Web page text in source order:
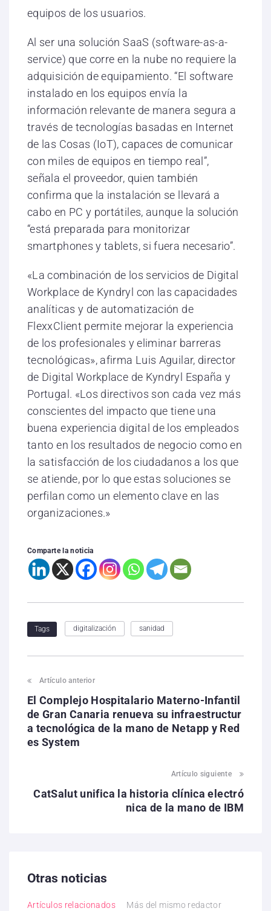
equipos de los usuarios.
Al ser una solución SaaS (software-as-a-
service) que corre en la nube no requiere la
adquisición de equipamiento. “El software
instalado en los equipos envía la
información relevante de manera segura a
través de tecnologías basadas en Internet
de las Cosas (IoT), capaces de comunicar
con miles de equipos en tiempo real”,
señala el proveedor, quien también
confirma que la instalación se llevará a
cabo en PC y portátiles, aunque la solución
“está preparada para monitorizar
smartphones y tablets, si fuera necesario”.
«La combinación de los servicios de Digital
Workplace de Kyndryl con las capacidades
analíticas y de automatización de
FlexxClient permite mejorar la experiencia
de los profesionales y eliminar barreras
tecnológicas», afirma Luis Aguilar, director
de Digital Workplace de Kyndryl España y
Portugal. «Los directivos son cada vez más
conscientes del impacto que tiene una
buena experiencia digital de los empleados
tanto en los resultados de negocio como en
la satisfacción de los ciudadanos a los que
se atiende, por lo que estas soluciones se
perfilan como un elemento clave en las
organizaciones.»
Comparte la noticia
Tags digitalización sanidad
Artículo anterior
El Complejo Hospitalario Materno-Infantil
de Gran Canaria renueva su infraestructur
a tecnológica de la mano de Netapp y Red
es System
Artículo siguiente
CatSalut unifica la historia clínica electró
nica de la mano de IBM
Otras noticias
Artículos relacionados Más del mismo redactor